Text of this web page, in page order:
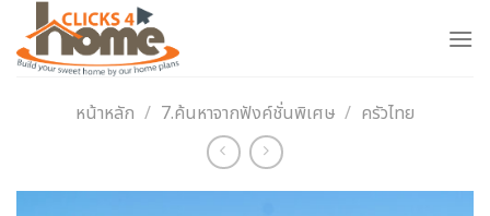
content
หน้าหลัก / 7.ค้นหาจากฟังค์ชั่นพิเศษ / ครัวไทย